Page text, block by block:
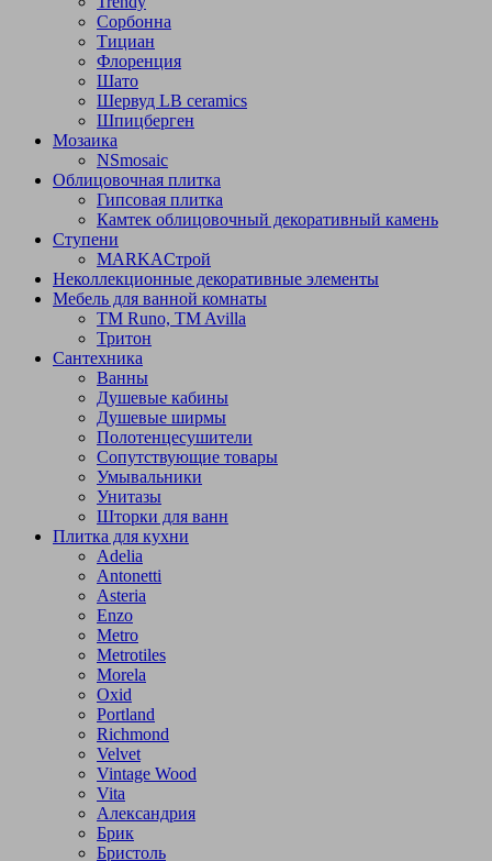
Сорбонна
Тициан
Флоренция
Шато
Шервуд LB ceramics
Шпицберген
Мозаика
NSmosaic
Облицовочная плитка
Гипсовая плитка
Камтек облицовочный декоративный камень
Ступени
МARKAСтрой
Неколлекционные декоративные элементы
Мебель для ванной комнаты
TM Runo, TM Avilla
Тритон
Сантехника
Ванны
Душевые кабины
Душевые ширмы
Полотенцесушители
Сопутствующие товары
Умывальники
Унитазы
Шторки для ванн
Плитка для кухни
Adelia
Antonetti
Asteria
Enzo
Metro
Metrotiles
Morela
Oxid
Portland
Richmond
Velvet
Vintage Wood
Vita
Александрия
Брик
Бристоль